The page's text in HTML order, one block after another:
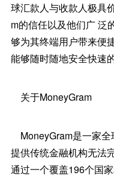
球汇款人与收款人极具
m的信任以及他们广 泛
够为其终端用户带来便
能够随时随地安全快速
关于MoneyGram
MoneyGram是一家全
提供传统金融机构无法
通过一个覆盖196个国